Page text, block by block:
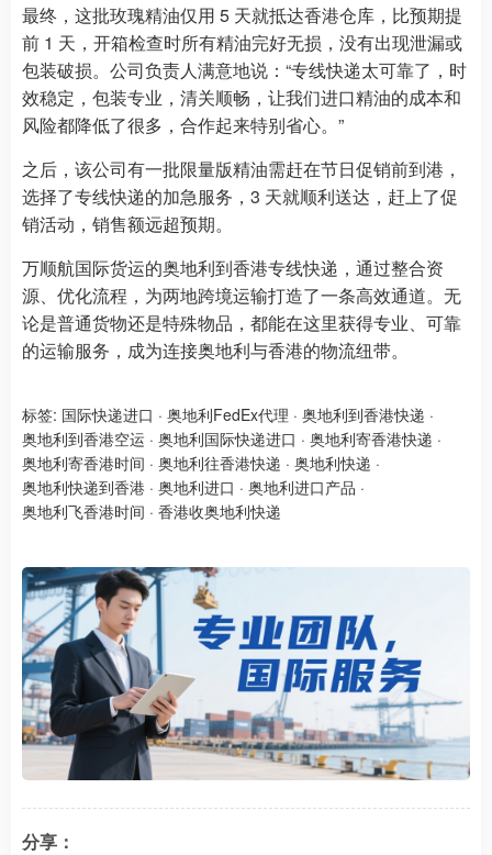
最终，这批玫瑰精油仅用 5 天就抵达香港仓库，比预期提
前 1 天，开箱检查时所有精油完好无损，没有出现泄漏或
包装破损。公司负责人满意地说：“专线快递太可靠了，时
效稳定，包装专业，清关顺畅，让我们进口精油的成本和
风险都降低了很多，合作起来特别省心。”
之后，该公司有一批限量版精油需赶在节日促销前到港，
选择了专线快递的加急服务，3 天就顺利送达，赶上了促
销活动，销售额远超预期。
万顺航国际货运的奥地利到香港专线快递，通过整合资
源、优化流程，为两地跨境运输打造了一条高效通道。无
论是普通货物还是特殊物品，都能在这里获得专业、可靠
的运输服务，成为连接奥地利与香港的物流纽带。
标签: 国际快递进口 · 奥地利FedEx代理 · 奥地利到香港快递 ·
奥地利到香港空运 · 奥地利国际快递进口 · 奥地利寄香港快递 ·
奥地利寄香港时间 · 奥地利往香港快递 · 奥地利快递 ·
奥地利快递到香港 · 奥地利进口 · 奥地利进口产品 ·
奥地利飞香港时间 · 香港收奥地利快递
分享：